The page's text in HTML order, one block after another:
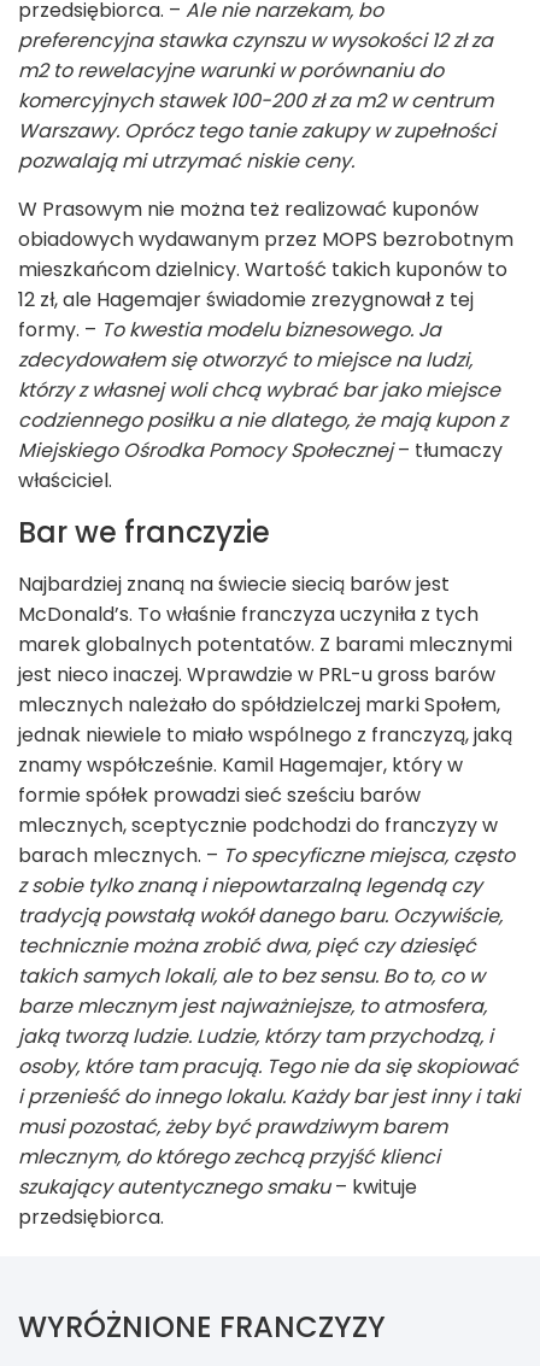
przedsiębiorca. – Ale nie narzekam, bo
preferencyjna stawka czynszu w wysokości 12 zł za
m2 to rewelacyjne warunki w porównaniu do
komercyjnych stawek 100-200 zł za m2w centrum
Warszawy. Oprócz tego tanie zakupy w zupełności
pozwalają mi utrzymać niskie ceny.
W Prasowym nie można też realizować kuponów
obiadowych wydawanym przez MOPS bezrobotnym
mieszkańcom dzielnicy. Wartość takich kuponów to
12 zł, ale Hagemajer świadomie zrezygnował z tej
formy. – To kwestia modelu biznesowego. Ja
zdecydowałem się otworzyć to miejsce na ludzi,
którzy z własnej woli chcą wybrać bar jako miejsce
codziennego posiłku a nie dlatego, że mają kupon z
Miejskiego Ośrodka Pomocy Społecznej– tłumaczy
właściciel.
Bar we franczyzie
Najbardziej znaną na świecie siecią barów jest
McDonald’s. To właśnie franczyza uczyniła z tych
marek globalnych potentatów. Z barami mlecznymi
jest nieco inaczej. Wprawdzie w PRL-u gross barów
mlecznych należało do spółdzielczej marki Społem,
jednak niewiele to miało wspólnego z franczyzą, jaką
znamy współcześnie. Kamil Hagemajer, który w
formie spółek prowadzi sieć sześciu barów
mlecznych, sceptycznie podchodzi do franczyzy w
barach mlecznych. – To specyficzne miejsca, często
z sobie tylko znaną i niepowtarzalną legendą czy
tradycją powstałą wokół danego baru. Oczywiście,
technicznie można zrobić dwa, pięć czy dziesięć
takich samych lokali, ale to bez sensu. Bo to, co w
barze mlecznym jest najważniejsze, to atmosfera,
jaką tworzą ludzie. Ludzie, którzy tam przychodzą, i
osoby, które tam pracują. Tego nie da się skopiować
i przenieść do innego lokalu. Każdy bar jest inny i taki
musi pozostać, żeby być prawdziwym barem
mlecznym, do którego zechcą przyjść klienci
szukający autentycznego smaku– kwituje
przedsiębiorca.
WYRÓŻNIONE FRANCZYZY